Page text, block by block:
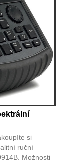
si
ruční
Možnosti